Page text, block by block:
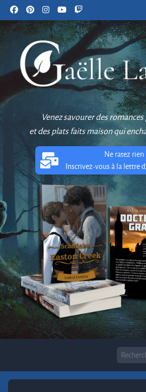
Venez savourer des
et des plats faits maison qui
Ne ratez rien
Inscrivez-vous à la lettre